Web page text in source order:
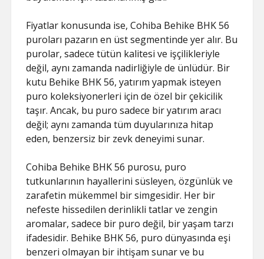
Fiyatlar konusunda ise, Cohiba Behike BHK 56
puroları pazarın en üst segmentinde yer alır. Bu
purolar, sadece tütün kalitesi ve işçilikleriyle
değil, aynı zamanda nadirliğiyle de ünlüdür. Bir
kutu Behike BHK 56, yatırım yapmak isteyen
puro koleksiyonerleri için de özel bir çekicilik
taşır. Ancak, bu puro sadece bir yatırım aracı
değil; aynı zamanda tüm duyularınıza hitap
eden, benzersiz bir zevk deneyimi sunar.
Cohiba Behike BHK 56 purosu, puro
tutkunlarının hayallerini süsleyen, özgünlük ve
zarafetin mükemmel bir simgesidir. Her bir
nefeste hissedilen derinlikli tatlar ve zengin
aromalar, sadece bir puro değil, bir yaşam tarzı
ifadesidir. Behike BHK 56, puro dünyasında eşi
benzeri olmayan bir ihtişam sunar ve bu